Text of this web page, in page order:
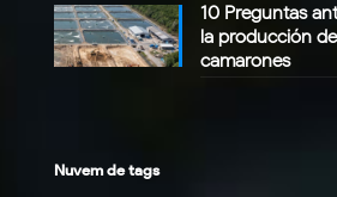
10 Preguntas
la producción
camarones
Nuvem de tags